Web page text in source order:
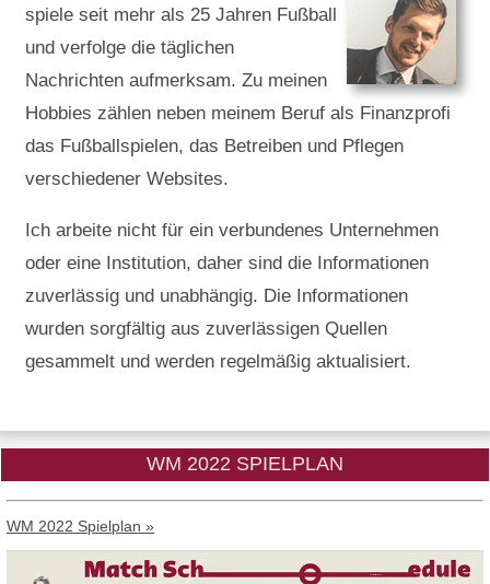
spiele seit mehr als 25 Jahren Fußball
und verfolge die täglichen
Nachrichten aufmerksam. Zu meinen
Hobbies zählen neben meinem Beruf als Finanzprofi
das Fußballspielen, das Betreiben und Pflegen
verschiedener Websites.
Ich arbeite nicht für ein verbundenes Unternehmen
oder eine Institution, daher sind die Informationen
zuverlässig und unabhängig. Die Informationen
wurden sorgfältig aus zuverlässigen Quellen
gesammelt und werden regelmäßig aktualisiert.
WM 2022 SPIELPLAN
WM 2022 Spielplan »